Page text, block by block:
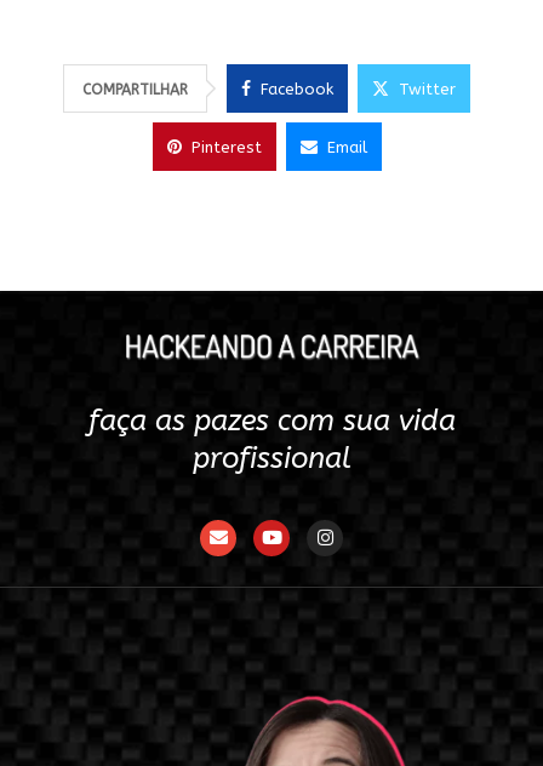
COMPARTILHAR Facebook Twitter
Pinterest Email
faça as pazes com sua vida
profissional